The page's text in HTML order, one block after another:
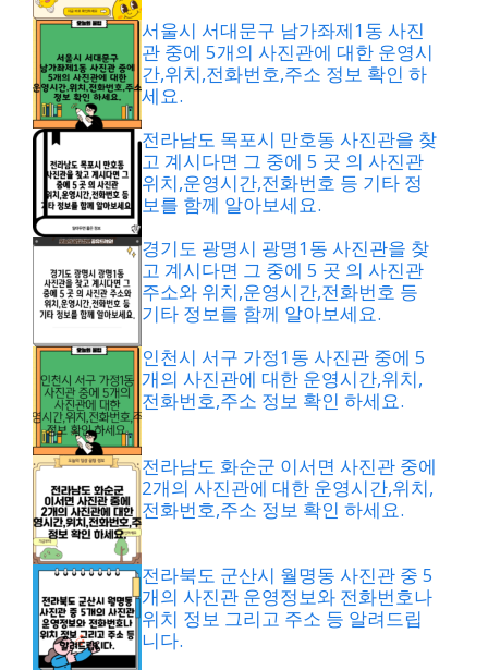
서울시 서대문구 남가좌제1동 사진
관 중에 5개의 사진관에 대한 운영시
간,위치,전화번호,주소 정보 확인 하
세요.
전라남도 목포시 만호동 사진관을 찾
고 계시다면 그 중에 5 곳 의 사진관
위치,운영시간,전화번호 등 기타 정
보를 함께 알아보세요.
경기도 광명시 광명1동 사진관을 찾
고 계시다면 그 중에 5 곳 의 사진관
주소와 위치,운영시간,전화번호 등
기타 정보를 함께 알아보세요.
인천시 서구 가정1동 사진관 중에 5
개의 사진관에 대한 운영시간,위치,
전화번호,주소 정보 확인 하세요.
전라남도 화순군 이서면 사진관 중에
2개의 사진관에 대한 운영시간,위치,
전화번호,주소 정보 확인 하세요.
전라북도 군산시 월명동 사진관 중 5
개의 사진관 운영정보와 전화번호나
위치 정보 그리고 주소 등 알려드립
니다.